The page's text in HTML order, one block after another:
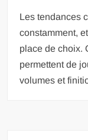
Les tendances
constamment,
place de choix.
permettent de
volumes et